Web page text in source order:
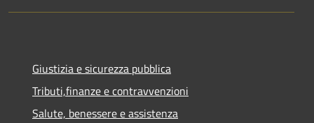
Giustizia e sicurezza pubblica
Tributi,finanze e contravvenzioni
Salute, benessere e assistenza